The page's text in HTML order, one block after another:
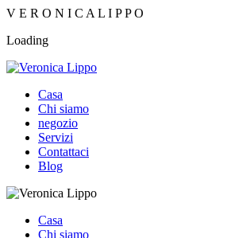
V E R O N I C A L I PPO
Loading
Casa
Chi siamo
negozio
Servizi
Contattaci
Blog
Casa
Chi siamo